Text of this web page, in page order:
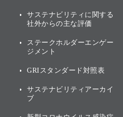
[AI] What dreams are made
その他
グループ企業一覧
業績・財務
アニュアルレポート
株主・投資家情報（IR）に
トップメッセージ
サステナビリティの考え方
ガバナンス
サステナビリティに関する
社外からの主な評価
ステークホルダーエンゲー
ジメント
GRIスタンダード対照表
サステナビリティアーカイ
ブ